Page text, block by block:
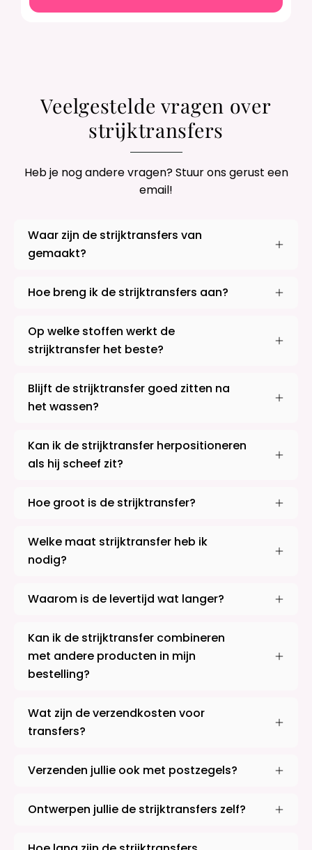
Veelgestelde vragen over
strijktransfers
Heb je nog andere vragen? Stuur ons gerust een
email!
Waar zijn de strijktransfers van
gemaakt?
Hoe breng ik de strijktransfers aan?
Op welke stoffen werkt de
strijktransfer het beste?
Blijft de strijktransfer goed zitten na
het wassen?
Kan ik de strijktransfer herpositioneren
als hij scheef zit?
Hoe groot is de strijktransfer?
Welke maat strijktransfer heb ik
nodig?
Waarom is de levertijd wat langer?
Kan ik de strijktransfer combineren
met andere producten in mijn
bestelling?
Wat zijn de verzendkosten voor
transfers?
Verzenden jullie ook met postzegels?
Ontwerpen jullie de strijktransfers zelf?